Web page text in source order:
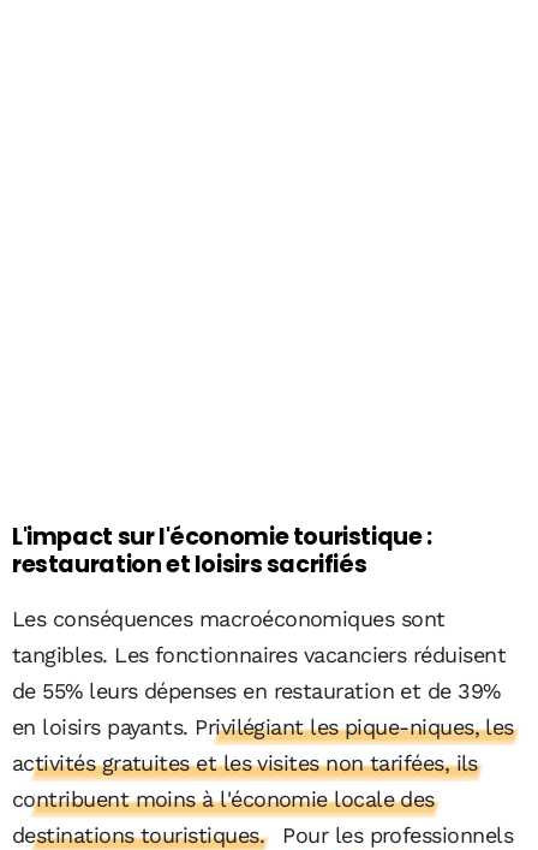
L'impact sur l'économie touristique :
restauration et loisirs sacrifiés
Les conséquences macroéconomiques sont
tangibles. Les fonctionnaires vacanciers réduisent
de 55% leurs dépenses en restauration et de 39%
en loisirs payants. Privilégiant les pique-niques, les
activités gratuites et les visites non tarifées, ils
contribuent moins à l'économie locale des
destinations touristiques.
Pour les professionnels